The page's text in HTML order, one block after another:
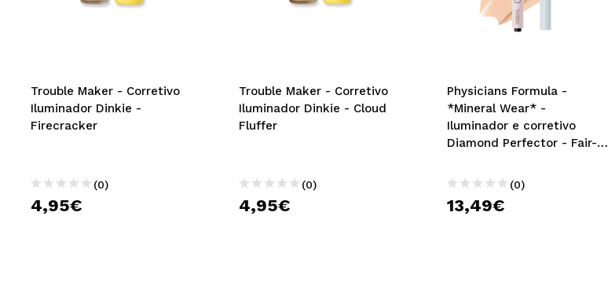
Trouble Maker - Corretivo
Iluminador Dinkie -
Firecracker
(0)
4,95€
Trouble Maker - Corretivo
Iluminador Dinkie - Cloud
Fluffer
(0)
4,95€
Physicians Formula -
*Mineral Wear* -
Iluminador e corretivo
Diamond Perfector - Fair-
(0)
13,49€